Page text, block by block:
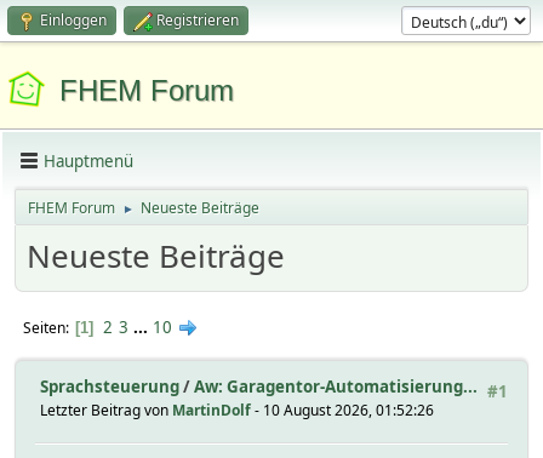
Einloggen Registrieren
FHEM Forum
Hauptmenü
FHEM Forum ► Neueste Beiträge
Neueste Beiträge
Seiten 1 2 3 ... 10
#1
Sprachsteuerung/Aw: Garagentor-Automatisierung...
Letzter Beitrag von MartinDolf- 10 August 2026, 01:52:26